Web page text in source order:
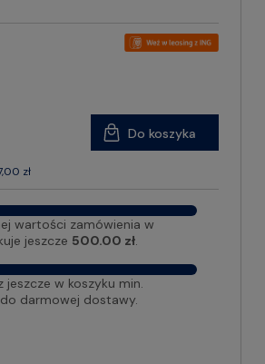
zł
Do koszyka
wartości zamówienia w
jeszcze 500.00 zł.
jeszcze w koszyku min.
do darmowej dostawy.